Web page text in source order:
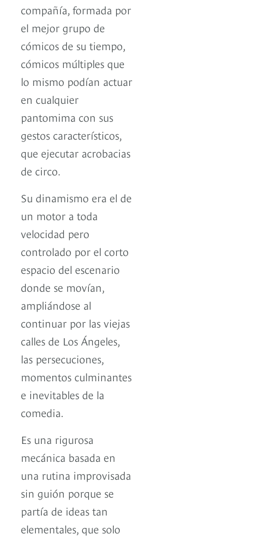
compañía, formada por
el mejor grupo de
cómicos de su tiempo,
cómicos múltiples que
lo mismo podían actuar
en cualquier
pantomima con sus
gestos característicos,
que ejecutar acrobacias
de circo.
Su dinamismo era el de
un motor a toda
velocidad pero
controlado por el corto
espacio del escenario
donde se movían,
ampliándose al
continuar por las viejas
calles de Los Ángeles,
las persecuciones,
momentos culminantes
e inevitables de la
comedia.
Es una rigurosa
mecánica basada en
una rutina improvisada
sin guión porque se
partía de ideas tan
elementales, que solo